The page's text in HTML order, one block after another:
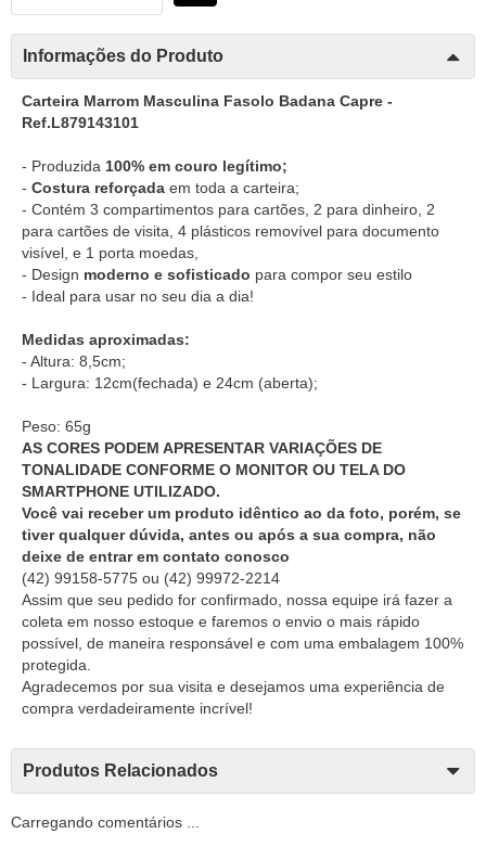
Informações do Produto
Carteira Marrom Masculina Fasolo Badana Capre -
Ref.L879143101
- Produzida 100% em couro legítimo;
- Costura reforçada em toda a carteira;
- Contém 3 compartimentos para cartões, 2 para dinheiro, 2
para cartões de visita, 4 plásticos removível para documento
visível, e 1 porta moedas,
- Design moderno e sofisticado para compor seu estilo
- Ideal para usar no seu dia a dia!
Medidas aproximadas:
- Altura: 8,5cm;
- Largura: 12cm(fechada) e 24cm (aberta);
Peso: 65g
AS CORES PODEM APRESENTAR VARIAÇÕES DE
TONALIDADE CONFORME O MONITOR OU TELA DO
SMARTPHONE UTILIZADO.
Você vai receber um produto idêntico ao da foto, porém, se
tiver qualquer dúvida, antes ou após a sua compra, não
deixe de entrar em contato conosco
(42) 99158-5775 ou (42) 99972-2214
Assim que seu pedido for confirmado, nossa equipe irá fazer a
coleta em nosso estoque e faremos o envio o mais rápido
possível, de maneira responsável e com uma embalagem 100%
protegida.
Agradecemos por sua visita e desejamos uma experiência de
compra verdadeiramente incrível!
Produtos Relacionados
Carregando comentários ...